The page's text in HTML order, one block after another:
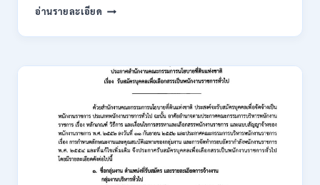
กพ.
3
10
สิงหาคม
2569
อ่านรายละเอียด ธนาคาร
การเกษตร
สหกรณ์
การเกษตร
(ธ.ก.ส.)
เปิด
รับ
สมัคร
บุคคล
เพื่อ
เป็น